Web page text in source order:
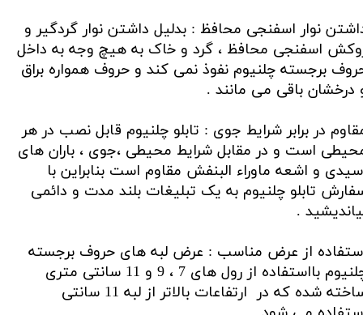
نوار اسفنجی محافظ : بدلیل داشتن نوار گردگیر و
اسفنجی محافظ ، گرد و خاک به هیچ وجه به داخل
برجسته چلنیوم نفوذ نمی کند و حروف همواره براق
درخشان باقی می مانند .
در برابر شرایط جوی : تابلو چلنیوم قابل نصب در هر
است و در مقابل شرایط محیطی ،جوی ، باران های
و اشعه ماوراء البنفش مقاوم است بنابراین با
تابلو چلنیوم به یک تبلیغات بلند مدت و دائمی
.
از عرض مناسب : عرض لبه های حروف برجسته
چلنیوم بااستفاده از رول های 7 ، 9 و 11 سانتی متری
ساخته شده که در ارتفاعات بالاتر از لبه 11 سانتی